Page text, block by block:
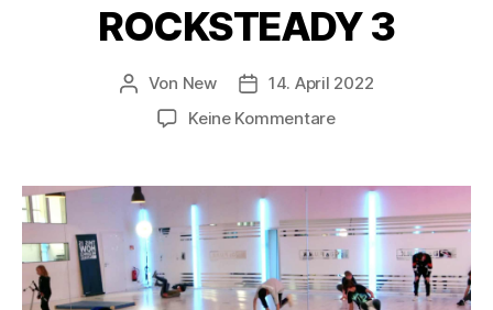
ROCKSTEADY 3
Von New
14. April 2022
Keine Kommentare